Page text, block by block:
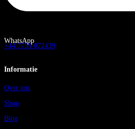
WhatsApp
+44 7759 072439
Informatie
Over ons
Shop
Blog